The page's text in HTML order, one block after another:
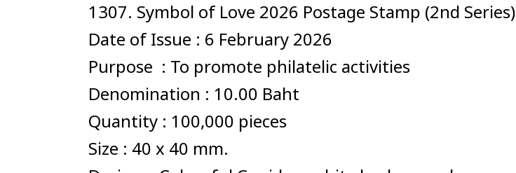
1307. Symbol of Love 2026 Postage Stamp (2nd Series)
Date of Issue : 6 February 2026
Purpose : To promote philatelic activities
Denomination : 10.00 Baht
Quantity : 100,000 pieces
Size : 40 x 40 mm.